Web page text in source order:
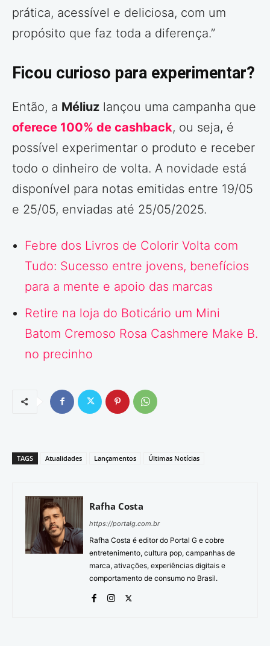
prática, acessível e deliciosa, com um
propósito que faz toda a diferença.”
Ficou curioso para experimentar?
Então, a Méliuz lançou uma campanha que
oferece 100% de cashback, ou seja, é
possível experimentar o produto e receber
todo o dinheiro de volta. A novidade está
disponível para notas emitidas entre 19/05
e 25/05, enviadas até 25/05/2025.
Febre dos Livros de Colorir Volta com
Tudo: Sucesso entre jovens, benefícios
para a mente e apoio das marcas
Retire na loja do Boticário um Mini
Batom Cremoso Rosa Cashmere Make B.
no precinho
TAGS Atualidades Lançamentos Últimas Notícias
Rafha Costa
https://portalg.com.br
Rafha Costa é editor do Portal G e cobre
entretenimento, cultura pop, campanhas de
marca, ativações, experiências digitais e
comportamento de consumo no Brasil.